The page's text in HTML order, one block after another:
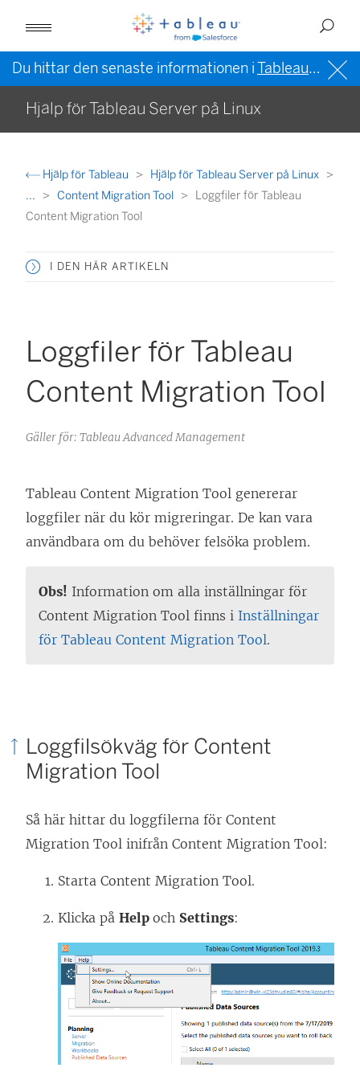
Du hittar den senaste informationen iTableau-hjälpen på engelska (USA)
Hjälp för Tableau Server på Linux
Hjälp för Tableau
Hjälp för Tableau Server på Linux
...
Content Migration Tool
Loggfiler för Tableau
Content Migration Tool
I DEN HÄR ARTIKELN
Loggfiler för Tableau
Content Migration Tool
Gäller för: Tableau Advanced Management
Tableau Content Migration Tool genererar
loggfiler när du kör migreringar. De kan vara
användbara om du behöver felsöka problem.
Obs! Information om alla inställningar för
Content Migration Tool finns i Inställningar
för Tableau Content Migration Tool.
Loggfilsökväg för Content
Migration Tool
Så här hittar du loggfilerna för Content
Migration Tool inifrån Content Migration Tool:
Starta Content Migration Tool.
Klicka på Help och Settings: